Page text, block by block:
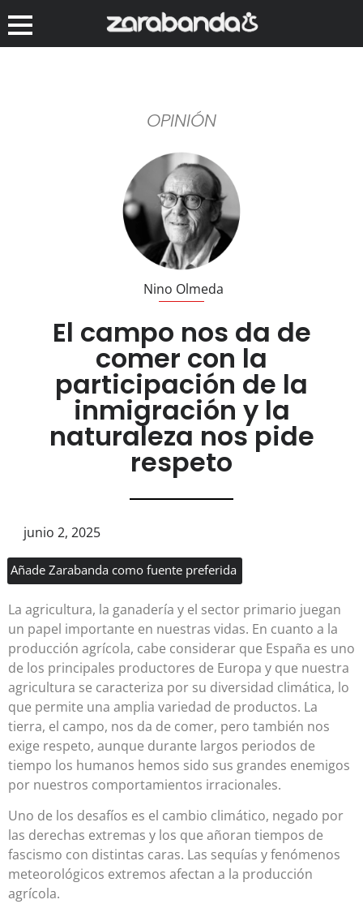
OPINIÓN
Nino Olmeda
El campo nos da de
comer con la
participación de la
inmigración y la
naturaleza nos pide
respeto
junio 2, 2025
Añade Zarabanda como fuente preferida
La agricultura, la ganadería y el sector primario juegan
un papel importante en nuestras vidas. En cuanto a la
producción agrícola, cabe considerar que España es uno
de los principales productores de Europa y que nuestra
agricultura se caracteriza por su diversidad climática, lo
que permite una amplia variedad de productos. La
tierra, el campo, nos da de comer, pero también nos
exige respeto, aunque durante largos periodos de
tiempo los humanos hemos sido sus grandes enemigos
por nuestros comportamientos irracionales.
Uno de los desafíos es el cambio climático, negado por
las derechas extremas y los que añoran tiempos de
fascismo con distintas caras. Las sequías y fenómenos
meteorológicos extremos afectan a la producción
agrícola.